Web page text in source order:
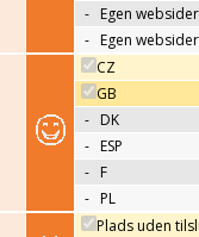
- Egen
- Egen
CZ
GB
- DK
- ESP
- F
- PL
Plads uden